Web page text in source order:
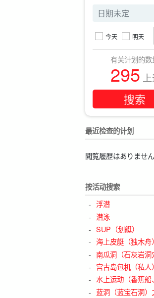
今天 明天
有关计划的数
295
最近检查的计划
閲覧履歴はありません
按活动搜索
浮潜
潜泳
SUP（划艇）
海上皮艇（独木舟）
南瓜洞（石灰岩洞
宫古岛包机（私人
水上运动（香蕉船
蓝洞（蓝宝石洞）